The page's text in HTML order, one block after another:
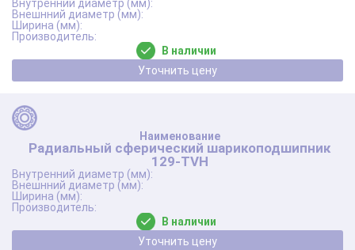
В наличии
Уточнить цену
Радиальный сферический шарикоподшипник
129-TVH
В наличии
Уточнить цену